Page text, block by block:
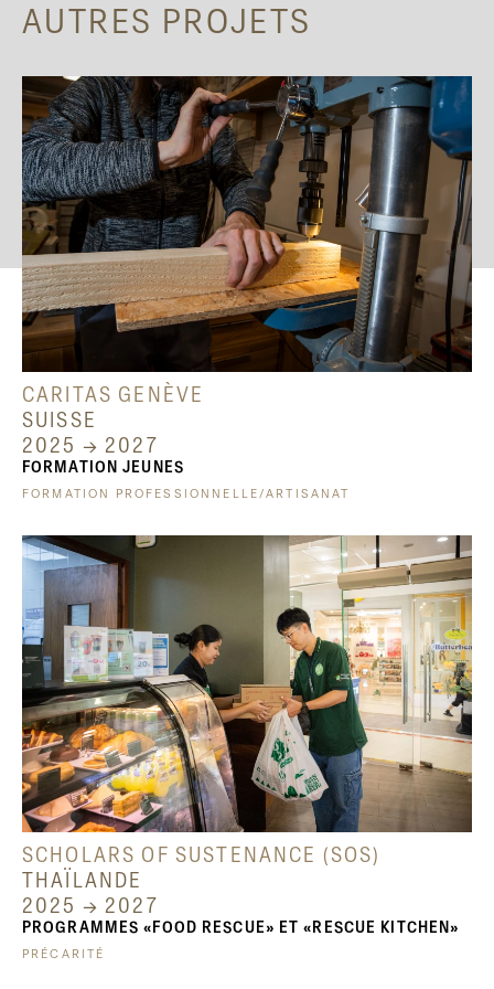
AUTRES PROJETS
CARITAS GENÈVE
SUISSE
2025 → 2027
FORMATION JEUNES
FORMATION PROFESSIONNELLE/ARTISANAT
SCHOLARS OF SUSTENANCE (SOS)
THAÏLANDE
2025 → 2027
PROGRAMMES «FOOD RESCUE» ET «RESCUE KITCHEN»
PRÉCARITÉ